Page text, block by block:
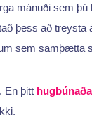
mánuði sem
þess að treysta
sem samþætta
En þitt